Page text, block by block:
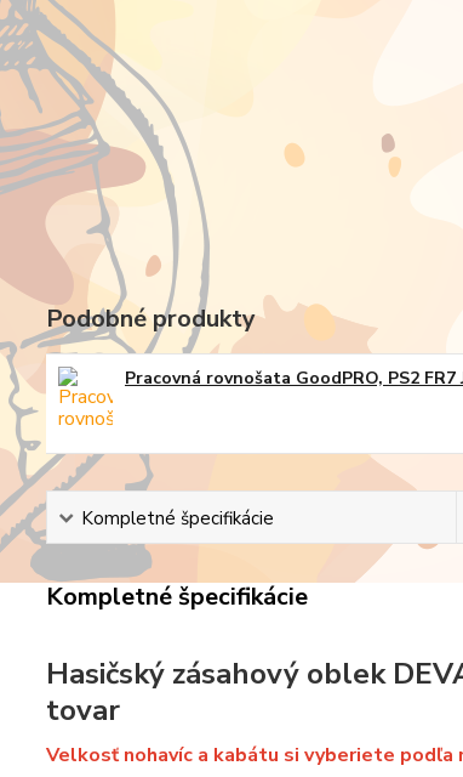
Podobné produkty
Pracovná rovnošata GoodPRO, PS2 FR7
Kompletné špecifikácie
Kompletné špecifikácie
Hasičský zásahový oblek
tovar
Velkosť nohavíc a kabátu si vyberiete podľa